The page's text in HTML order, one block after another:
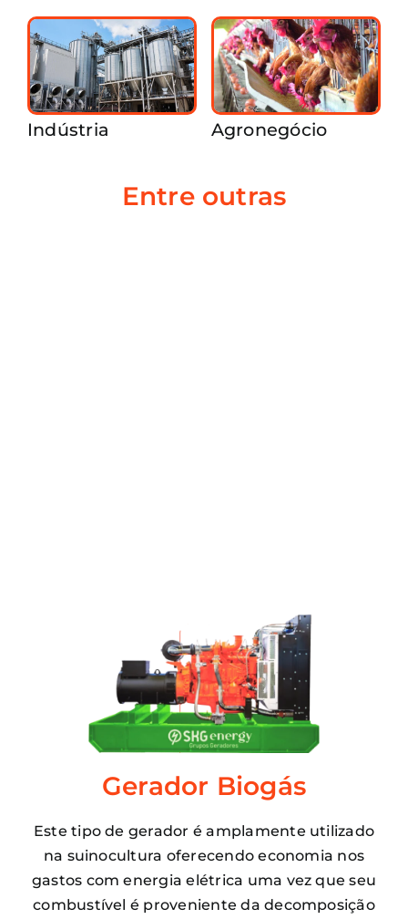
Indústria Agronegócio
Entre outras
Gerador Biogás
Este tipo de gerador é amplamente utilizado
na suinocultura oferecendo economia nos
gastos com energia elétrica uma vez que seu
combustível é proveniente da decomposição